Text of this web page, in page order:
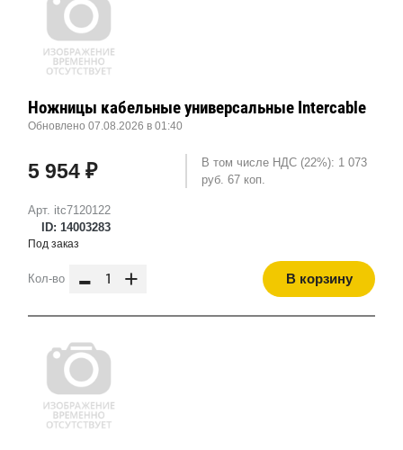
Арт. itc7120122
ID: 14003283
Ножницы кабельные универсальные Intercable
Обновлено 07.08.2026 в 01:40
5 954 ₽
В том числе НДС (22%): 1 073
руб. 67 коп.
Под заказ
Кол-во - + В корзину